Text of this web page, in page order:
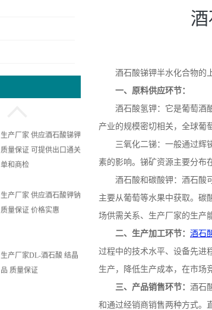
生产厂家 供应酒石酸氢钾
生产厂家 供应酒石酸锑钾
质量保证 可提供出口通关
单和商检
生产厂家 供应酒石酸钾钠
质量保证 价格实惠
生产厂家DL-酒石酸 结晶
品 质量保证
酒石酸锑钾半水化合物的
一、原料供应环节：
酒石酸氢钾：它是葡萄酒
产业的规模密切相关，全球葡
三氧化二锑：一般通过辉
素的影响。锑矿资源主要分布
酒石酸和碳酸钾：酒石酸
主要从葡萄等水果中获取。碳
场供需关系、生产厂家的生产
二、生产加工环节： 酒石
过程中的技术水平、设备先进
生产，降低生产成本，在市场
三、产品销售环节： 酒石
和通过经销商销售两种方式。